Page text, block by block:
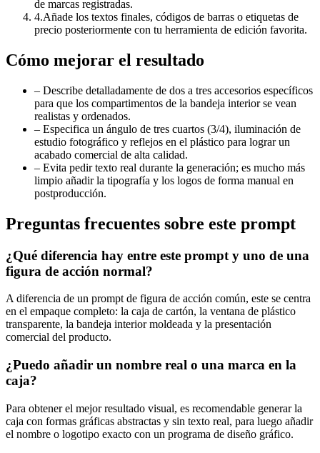
de marcas registradas.
4.Añade los textos finales, códigos de barras o etiquetas de
precio posteriormente con tu herramienta de edición favorita.
Cómo mejorar el resultado
– Describe detalladamente de dos a tres accesorios específicos
para que los compartimentos de la bandeja interior se vean
realistas y ordenados.
– Especifica un ángulo de tres cuartos (3/4), iluminación de
estudio fotográfico y reflejos en el plástico para lograr un
acabado comercial de alta calidad.
– Evita pedir texto real durante la generación; es mucho más
limpio añadir la tipografía y los logos de forma manual en
postproducción.
Preguntas frecuentes sobre este prompt
¿Qué diferencia hay entre este prompt y uno de una
figura de acción normal?
A diferencia de un prompt de figura de acción común, este se centra
en el empaque completo: la caja de cartón, la ventana de plástico
transparente, la bandeja interior moldeada y la presentación
comercial del producto.
¿Puedo añadir un nombre real o una marca en la
caja?
Para obtener el mejor resultado visual, es recomendable generar la
caja con formas gráficas abstractas y sin texto real, para luego añadir
el nombre o logotipo exacto con un programa de diseño gráfico.